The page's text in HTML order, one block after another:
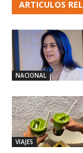
ARTICULOS
NACIONAL
VIAJES